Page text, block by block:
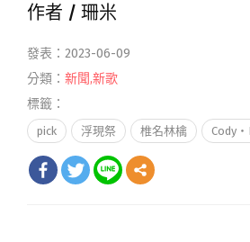
作者 / 珊米
發表：2023-06-09
分類： 新聞,新歌
標籤：
pick 浮現祭 椎名林檎 Cody